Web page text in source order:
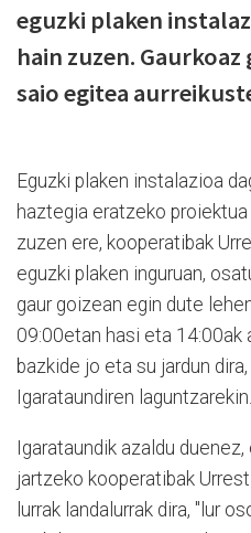
eguzki plaken
hain zuzen.
saio egitea
Eguzki plaken instalazioa
haztegia eratzeko proiektua
zuzen ere, kooperatibak
eguzki plaken inguruan,
gaur goizean egin dute
09:00etan hasi eta 14:00ak
bazkide jo eta su jardun
Igarataundiren laguntzarekin.
Igarataundik azaldu
jartzeko kooperatibak
lurrak landalurrak dira, "lur